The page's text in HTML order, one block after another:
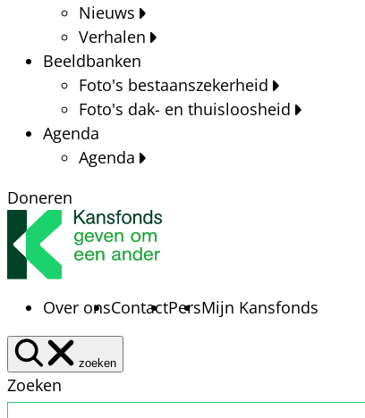
Nieuws
Verhalen
Beeldbanken
Foto's bestaanszekerheid
Foto's dak- en thuisloosheid
Agenda
Agenda
Doneren
Over onsContactPersMijn Kansfonds
zoeken
Zoeken